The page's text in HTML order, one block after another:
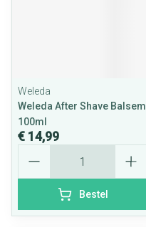
Weleda
Weleda After Shave Balsem
100ml
€ 14,99
Bestel